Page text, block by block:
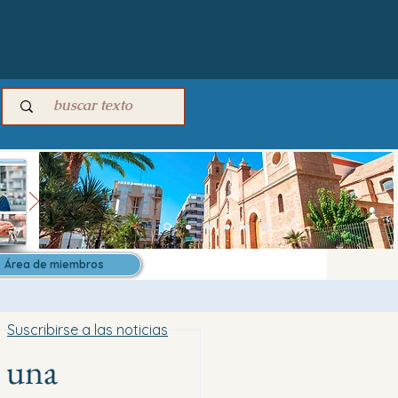
Área de miembros
Suscribirse a las noticias